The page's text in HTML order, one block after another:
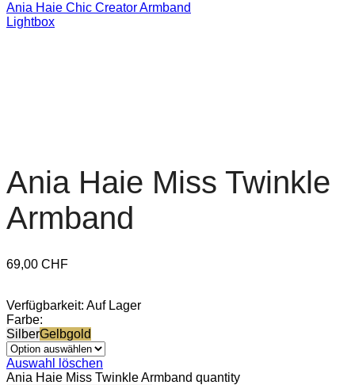
Ania Haie Chic Creator Armband
Lightbox
Ania Haie Miss Twinkle
Armband
69,00 CHF
Verfügbarkeit: Auf Lager
Farbe:
SilberGelbgold
Auswahl löschen
Ania Haie Miss Twinkle Armband quantity